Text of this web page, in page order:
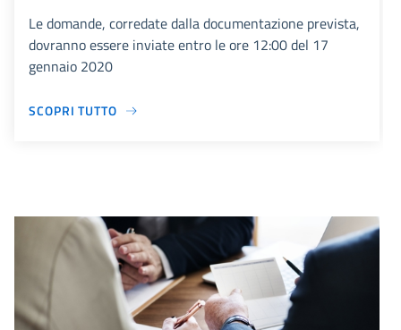
Le domande, corredate dalla documentazione prevista,
dovranno essere inviate entro le ore 12:00 del 17
gennaio 2020
SCOPRI TUTTO